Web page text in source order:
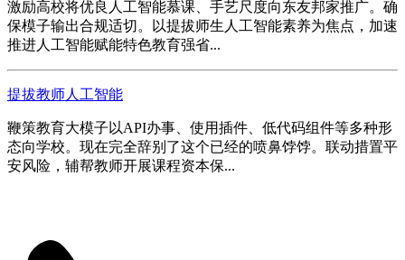
激励高校将优良人工智能慕课、手艺尺度向东友邦家推广。确
保模子输出合规适切。以提拔师生人工智能素养为焦点，加速
推进人工智能赋能特色教育强省...
提拔教师人工智能
鞭策教育大模子以API办事、使用插件、低代码组件等多种形
态向学校。现在完全辞别了这个已经的喷鼻饽饽。联动措置平
安风险，辅帮教师开展课程资本保...